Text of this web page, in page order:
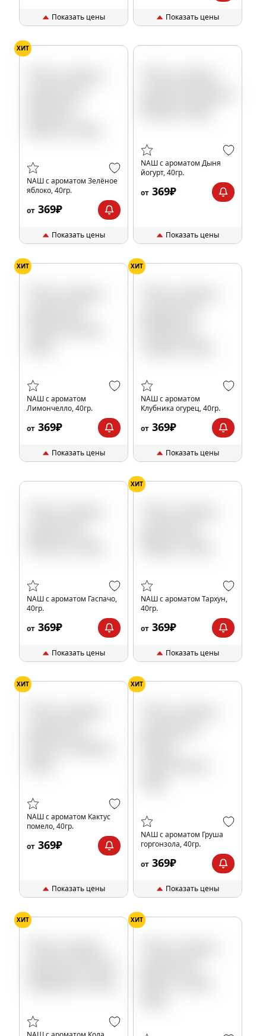
Показать цены Показать цены
ХИТ
NАШ с ароматом Зелёное
яблоко, 40гр.
от 369₽
Показать цены
NАШ с ароматом Дыня
йогурт, 40гр.
от 369₽
Показать цены
ХИТ
NАШ с ароматом
Лимончелло, 40гр.
от 369₽
Показать цены
ХИТ
NАШ с ароматом
Клубника огурец, 40гр.
от 369₽
Показать цены
NАШ с ароматом Гаспачо,
40гр.
от 369₽
Показать цены
ХИТ
NАШ с ароматом Тархун,
40гр.
от 369₽
Показать цены
ХИТ
NАШ с ароматом Кактус
помело, 40гр.
от 369₽
Показать цены
ХИТ
NАШ с ароматом Груша
горгонзола, 40гр.
от 369₽
Показать цены
ХИТ ХИТ